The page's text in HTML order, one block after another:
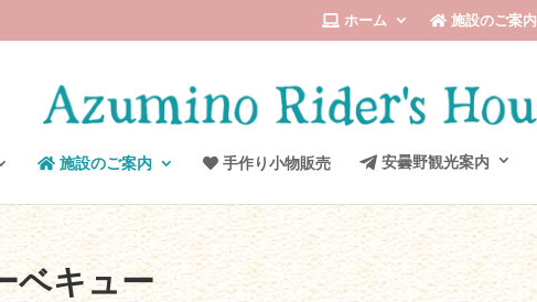
ホーム 施設のご案内
施設のご案内 手作り小物販売 安曇野観光案内
ベキュー